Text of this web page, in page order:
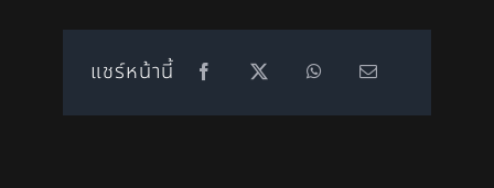
แชร์หน้านี้